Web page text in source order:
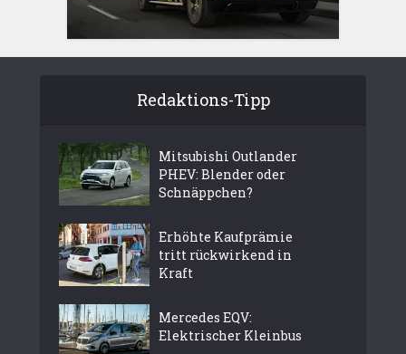
Redaktions-Tipp
Mitsubishi Outlander
PHEV: Blender oder
Schnäppchen?
Erhöhte Kaufprämie
tritt rückwirkend in
Kraft
Mercedes EQV:
Elektrischer Kleinbus